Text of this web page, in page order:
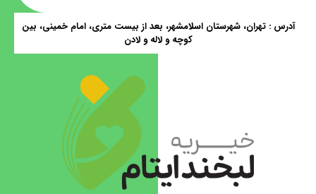
آدرس : تهران، شهرستان اسلامشهر، بعد از بیست متری، امام خمینی، بین
کوچه و لاله و لادن